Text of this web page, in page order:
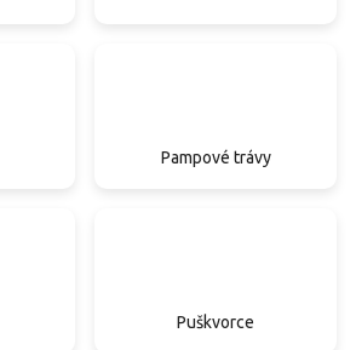
Pampové trávy
Puškvorce